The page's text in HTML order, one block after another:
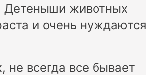
Детеныши животных
и очень нуждаются
не всегда все бывает